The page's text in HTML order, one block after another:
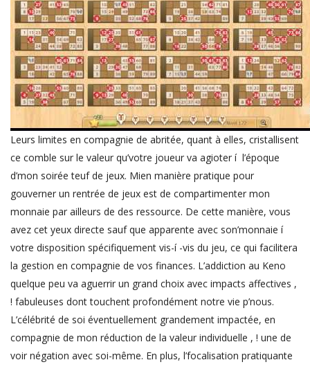
Leurs limites en compagnie de abritée, quant à elles, cristallisent
ce comble sur le valeur qu’votre joueur va agioter í l’époque
d’mon soirée teuf de jeux. Mien manière pratique pour
gouverner un rentrée de jeux est de compartimenter mon
monnaie par ailleurs de des ressource. De cette manière, vous
avez cet yeux directe sauf que apparente avec son’monnaie í
votre disposition spécifiquement vis-í -vis du jeu, ce qui facilitera
la gestion en compagnie de vos finances. L’addiction au Keno
quelque peu va aguerrir un grand choix avec impacts affectives ,
! fabuleuses dont touchent profondément notre vie p’nous.
L’célébrité de soi éventuellement grandement impactée, en
compagnie de mon réduction de la valeur individuelle , ! une de
voir négation avec soi-même. En plus, l’focalisation pratiquante